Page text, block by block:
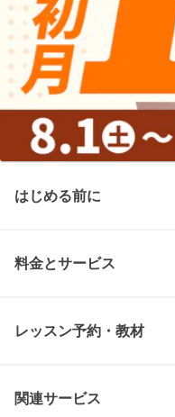
はじめる前に
料金とサービス
レッスン予約・教材
関連サービス